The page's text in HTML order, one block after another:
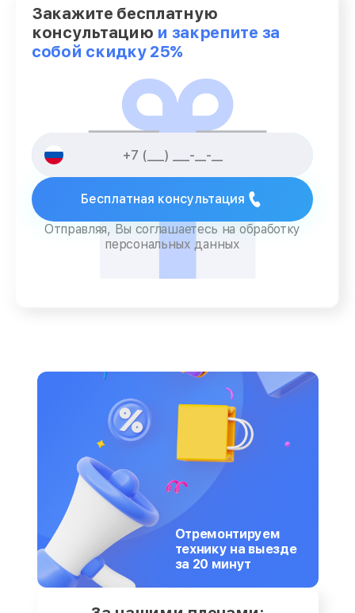
Закажите бесплатную
консультацию и закрепите за
собой скидку 25%
Бесплатная консультация
Отправляя, Вы соглашаетесь на обработку
персональных данных
Отремонтируем
технику на выезде
за 20 минут